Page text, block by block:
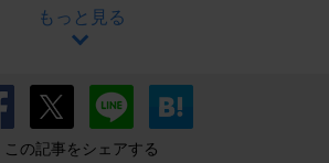
もっと見る
この記事をシェアする